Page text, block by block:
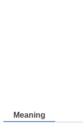
Meaning